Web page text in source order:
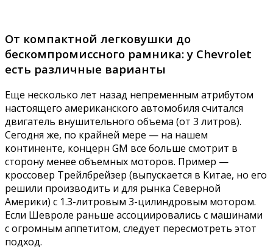
От компактной легковушки до
бескомпромиссного рамника: у Chevrolet
есть различные варианты
Еще несколько лет назад непременным атрибутом
настоящего американского автомобиля считался
двигатель внушительного объема (от 3 литров).
Сегодня же, по крайней мере — на нашем
континенте, концерн GM все больше смотрит в
сторону менее объемных моторов. Пример —
кроссовер Трейлбрейзер (выпускается в Китае, но его
решили производить и для рынка Северной
Америки) с 1.3-литровым 3-цилиндровым мотором.
Если Шевроле раньше ассоциировались с машинами
с огромным аппетитом, следует пересмотреть этот
подход.